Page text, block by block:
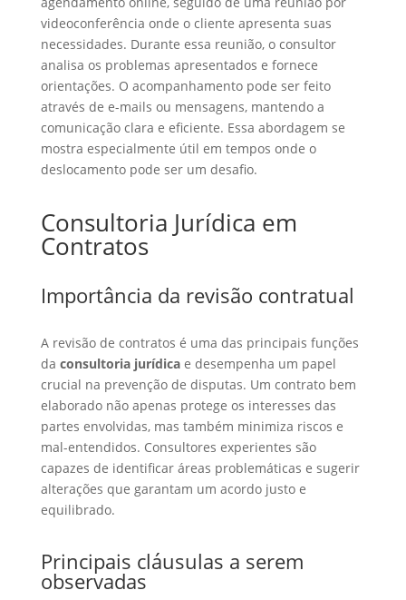
videoconferência onde o cliente apresenta suas
necessidades. Durante essa reunião, o consultor
analisa os problemas apresentados e fornece
orientações. O acompanhamento pode ser feito
através de e-mails ou mensagens, mantendo a
comunicação clara e eficiente. Essa abordagem se
mostra especialmente útil em tempos onde o
deslocamento pode ser um desafio.
Consultoria Jurídica em
Contratos
Importância da revisão contratual
A revisão de contratos é uma das principais funções
da consultoria jurídicae desempenha um papel
crucial na prevenção de disputas. Um contrato bem
elaborado não apenas protege os interesses das
partes envolvidas, mas também minimiza riscos e
mal-entendidos. Consultores experientes são
capazes de identificar áreas problemáticas e sugerir
alterações que garantam um acordo justo e
equilibrado.
Principais cláusulas a serem
observadas